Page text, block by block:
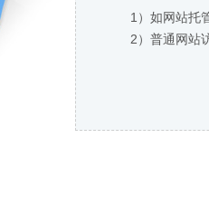
1）如网站托
2）普通网站